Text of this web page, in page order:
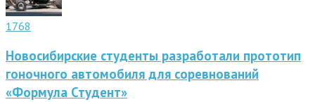
1768
Новосибирские студенты разработали прототип
гоночного автомобиля для соревнований
«Формула Студент»